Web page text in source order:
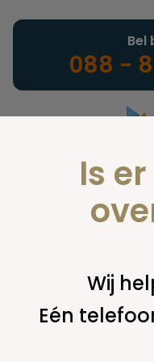
Landelijke
Bel
088 -
U bent hier: home
oude
Is
Wij
Eén